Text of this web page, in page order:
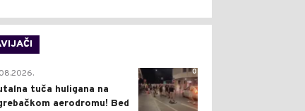
0
tuča huligana na
aerodromu! Bed